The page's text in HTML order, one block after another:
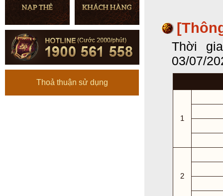
Thoả thuận sử dụng
Thời
03/07/
1
2